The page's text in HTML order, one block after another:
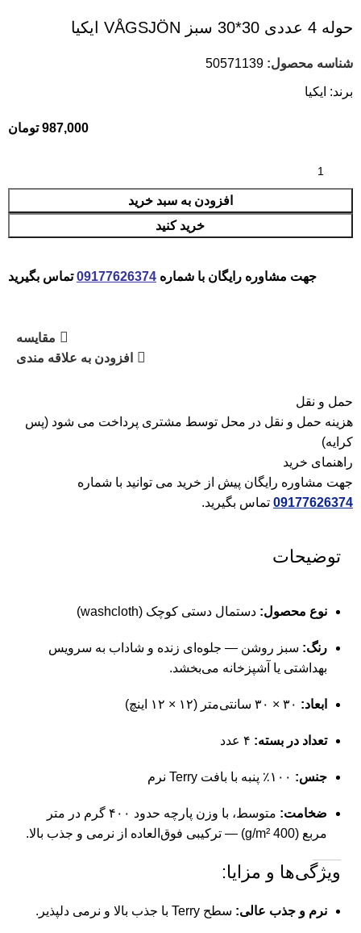
حوله 4 عددی 30*30 سبز VÅGSJÖN ايكيا
شناسه محصول:50571139
برند: ایکیا
987,000 تومان
افزودن به سبد خرید
خرید کنید
جهت مشاوره رایگان با شماره 09177626374تماس بگیرید
مقایسه
افزودن به علاقه مندی
حمل و نقل
هزینه حمل و نقل در محل توسط مشتری پرداخت می شود (پس
کرایه)
راهنمای خرید
جهت مشاوره رایگان پیش از خرید می توانید با شماره
09177626374 تماس بگیرید.
توضیحات
نوع محصول: دستمال دستی کوچک (washcloth)
رنگ: سبز روشن — جلوه‌ای زنده و شاداب به سرویس
بهداشتی یا آشپزخانه می‌بخشد.
ابعاد:
تعداد در بسته:
جنس:
ضخامت:
متوسط، با وزن پارچه حدود ۴۰۰ گرم در متر
مربع (400 g/m²) — ترکیبی فوق‌العاده از نرمی و جذب بالا.
ویژگی‌ها و مزایا:
نرم و جذب عالی: سطح Terry با جذب بالا و نرمی دلپذیر.